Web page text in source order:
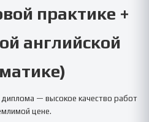
практике +
английской
— высокое качество работ
цене.